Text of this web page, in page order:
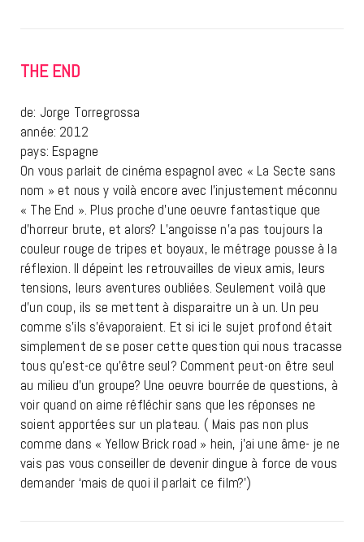
THE END
de: Jorge Torregrossa
année: 2012
pays: Espagne
On vous parlait de cinéma espagnol avec « La Secte sans
nom » et nous y voilà encore avec l’injustement méconnu
« The End ». Plus proche d’une oeuvre fantastique que
d’horreur brute, et alors? L’angoisse n’a pas toujours la
couleur rouge de tripes et boyaux, le métrage pousse à la
réflexion. Il dépeint les retrouvailles de vieux amis, leurs
tensions, leurs aventures oubliées. Seulement voilà que
d’un coup, ils se mettent à disparaitre un à un. Un peu
comme s’ils s’évaporaient. Et si ici le sujet profond était
simplement de se poser cette question qui nous tracasse
tous qu’est-ce qu’être seul? Comment peut-on être seul
au milieu d’un groupe? Une oeuvre bourrée de questions, à
voir quand on aime réfléchir sans que les réponses ne
soient apportées sur un plateau. ( Mais pas non plus
comme dans « Yellow Brick road » hein, j’ai une âme- je ne
vais pas vous conseiller de devenir dingue à force de vous
demander ‘mais de quoi il parlait ce film?’)